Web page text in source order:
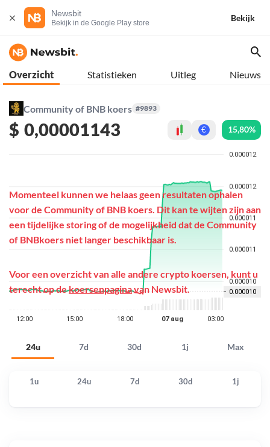
Newsbit
Bekijk in de Google Play store
Bekijk
Overzicht Statistieken Uitleg Nieuws
Community of BNB koers #9893
$ 0,00001143 € 15,80%
24u 7d 30d 1j Max
Momenteel kunnen we helaas geen resultaten ophalen
voor de Community of BNB koers. Dit kan te wijten zijn aan
een tijdelijke storing of de mogelijkheid dat de Community
of BNBkoers niet langer beschikbaar is.
Voor een overzicht van alle andere crypto koersen, kunt u
terecht op dekoersenpaginavan Newsbit.
1u 24u 7d 30d 1j